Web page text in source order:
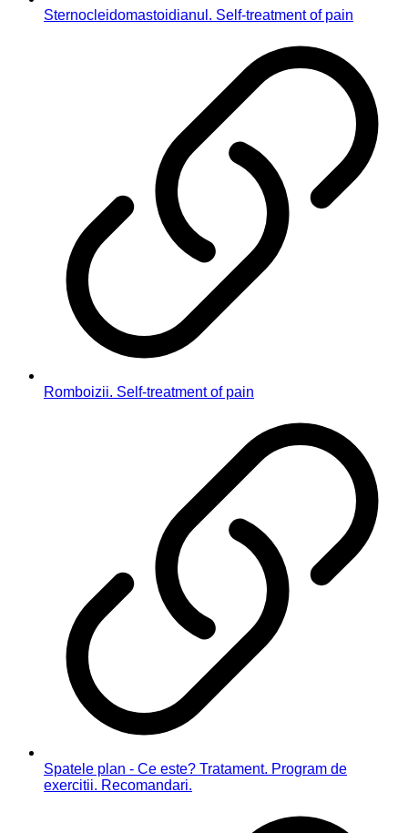
Sternocleidomastoidianul. Self-treatment of pain
Romboizii. Self-treatment of pain
Spatele plan - Ce este? Tratament. Program de
exercitii. Recomandari.